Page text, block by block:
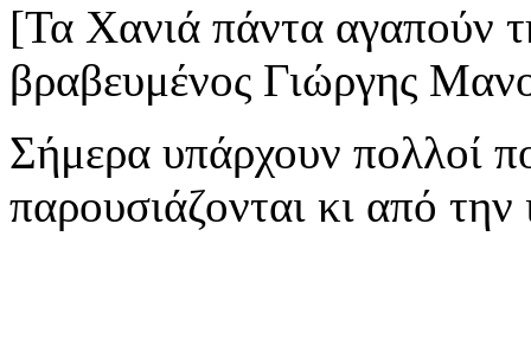
[Τα Χανιά πάντα αγαπούν
βραβευμένος Γιώργης
Σήμερα υπάρχουν πολλοί
παρουσιάζονται κι από την